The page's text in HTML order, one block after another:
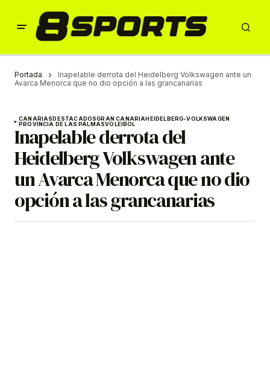
Portada
Inapelable derrota del Heidelberg Volkswagen ante un
Avarca Menorca que no dio opción a las grancanarias
CANARIASDESTACADOSGRAN CANARIAHEIDELBERG-VOLKSWAGEN
PROVINCIA DE LAS PALMASVOLEIBOL
Inapelable derrota del
Heidelberg Volkswagen ante
un Avarca Menorca que no dio
opción a las grancanarias